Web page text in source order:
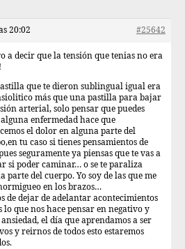
20:02
#25642
a decir que la tensión que tenias no era
que te dieron sublingual igual era
más que una pastilla para bajar
arterial, solo pensar que puedes
enfermedad hace que
el dolor en alguna parte del
tu caso si tienes pensamientos de
seguramente ya piensas que te vas a
si poder caminar… o se te paraliza
parte del cuerpo. Yo soy de las que me
en los brazos…
de dejar de adelantar acontecimientos
lo que nos hace pensar en negativo y
el día que aprendamos a ser
y reirnos de todos esto estaremos